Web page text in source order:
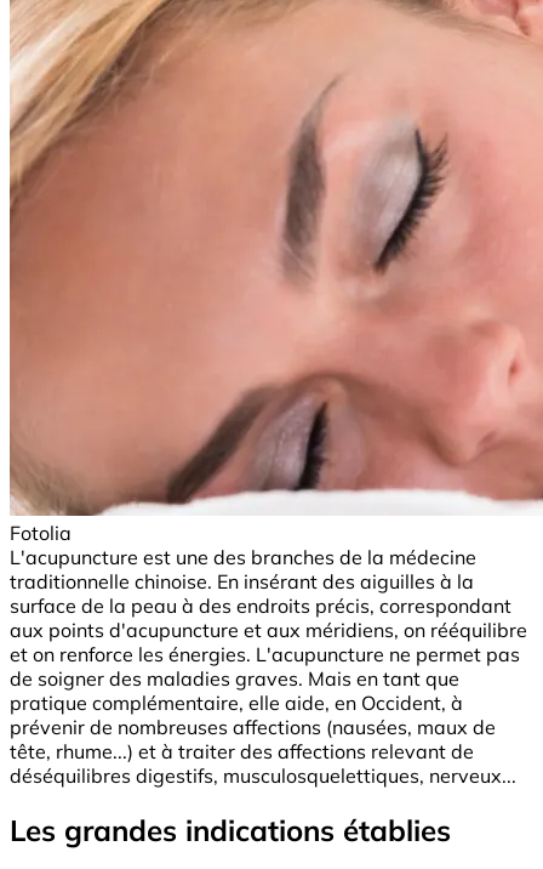
Fotolia
L'acupuncture est une des branches de la médecine
traditionnelle chinoise. En insérant des aiguilles à la
surface de la peau à des endroits précis, correspondant
aux points d'acupuncture et aux méridiens, on rééquilibre
et on renforce les énergies. L'acupuncture ne permet pas
de soigner des maladies graves. Mais en tant que
pratique complémentaire, elle aide, en Occident, à
prévenir de nombreuses affections (nausées, maux de
tête, rhume...) et à traiter des affections relevant de
déséquilibres digestifs, musculosquelettiques, nerveux...
Les grandes indications établies